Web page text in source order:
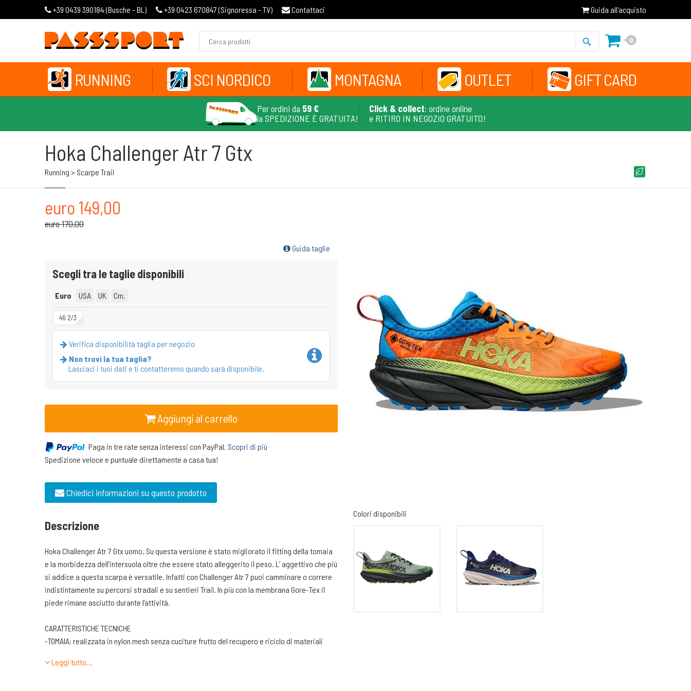
+39 0439 390184 (Busche - BL ) +39 0423 670847 (Signoressa - TV) Contattaci Guida all'acquisto
0
RUNNING SCI NORDICO MONTAGNA OUTLET GIFT CARD
Per ordini da 59 €
la SPEDIZIONE È GRATUITA!
Click & collect: ordine online
e RITIRO IN NEGOZIO GRATUITO!
Hoka Challenger Atr 7 Gtx
Running > Scarpe Trail
Colori disponibili
euro 149,00
euro 170,00
Guida taglie
Scegli tra le taglie disponibili
Euro USA UK Cm.
46 2/3
Verifica disponibilità taglia per negozio
Non trovi la tua taglia?
Lasciaci i tuoi dati e ti contatteremo quando sarà disponibile.
Aggiungi al carrello
Paga in tre rate senza interessi con PayPal. Scopri di più
Spedizione veloce e puntuale direttamente a casa tua!
Chiedici informazioni su questo prodotto
Descrizione
Hoka Challenger Atr 7 Gtx uomo. Su questa versione è stato migliorato il fitting della tomaia
e la morbidezza dell’intersuola oltre che essere stato alleggerito il peso. L’ aggettivo che più
si addice a questa scarpa è versatile. Infatti con Challenger Atr 7 puoi camminare o correre
indistintamente su percorsi stradali e su sentieri Trail. In più con la membrana Gore-Tex il
piede rimane asciutto durante l’attività.
CARATTERISTICHE TECNICHE
-TOMAIA: realizzata in nylon mesh senza cuciture frutto del recupero e riciclo di materiali
termosaldata per assicurare protezione alle dita del piede. La forma è confortevole e molto
Leggi tutto…